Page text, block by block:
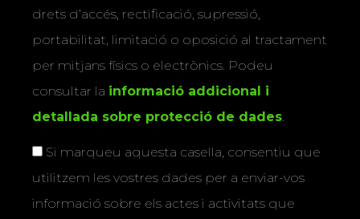
drets d’accés, rectificació, supressió,
portabilitat, limitació o oposició al tractament
per mitjans físics o electrònics. Podeu
consultar la informació addicional i
detallada sobre protecció de dades.
Si marqueu aquesta casella, consentiu que
utilitzem les vostres dades per a enviar-vos
informació sobre els actes i activitats que